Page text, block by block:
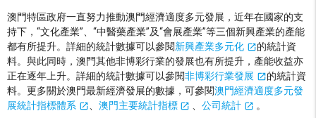
澳門特區政府一直努力推動澳門經濟適度多元發展，近年在國家的支
持下，“文化產業”、“中醫藥產業”及“會展產業”等三個新興產業的產能
都有所提升。詳細的統計數據可以參閱新興產業多元化
的統計資
料。與此同時，澳門其他非博彩行業的發展也有所提升，產能收益亦
正在逐年上升。詳細的統計數據可以參閱非博彩行業發展
的統計資
料。更多關於澳門最新經濟發展的數據，可參閱澳門經濟適度多元發
展統計指標體系
澳門主要統計指標 公司統計 。